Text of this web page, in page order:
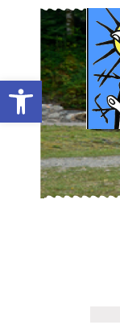
Ouvrir la barre d’outils